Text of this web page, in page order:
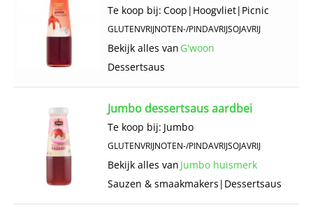
Te koop bij: Coop | Hoogvliet| Picnic
GLUTENVRIJNOTEN-/PINDAVRIJSOJAVRIJ
Bekijk alles van G'woon
Dessertsaus
Jumbo dessertsaus aardbei
Te koop bij: Jumbo
GLUTENVRIJNOTEN-/PINDAVRIJSOJAVRIJ
Bekijk alles van Jumbo huismerk
Sauzen & smaakmakers | Dessertsaus